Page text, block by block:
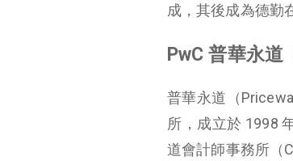
成，其後成為德勤
PwC 普華永道
普華永道（
所，成立於 1998
道會計師事務所（